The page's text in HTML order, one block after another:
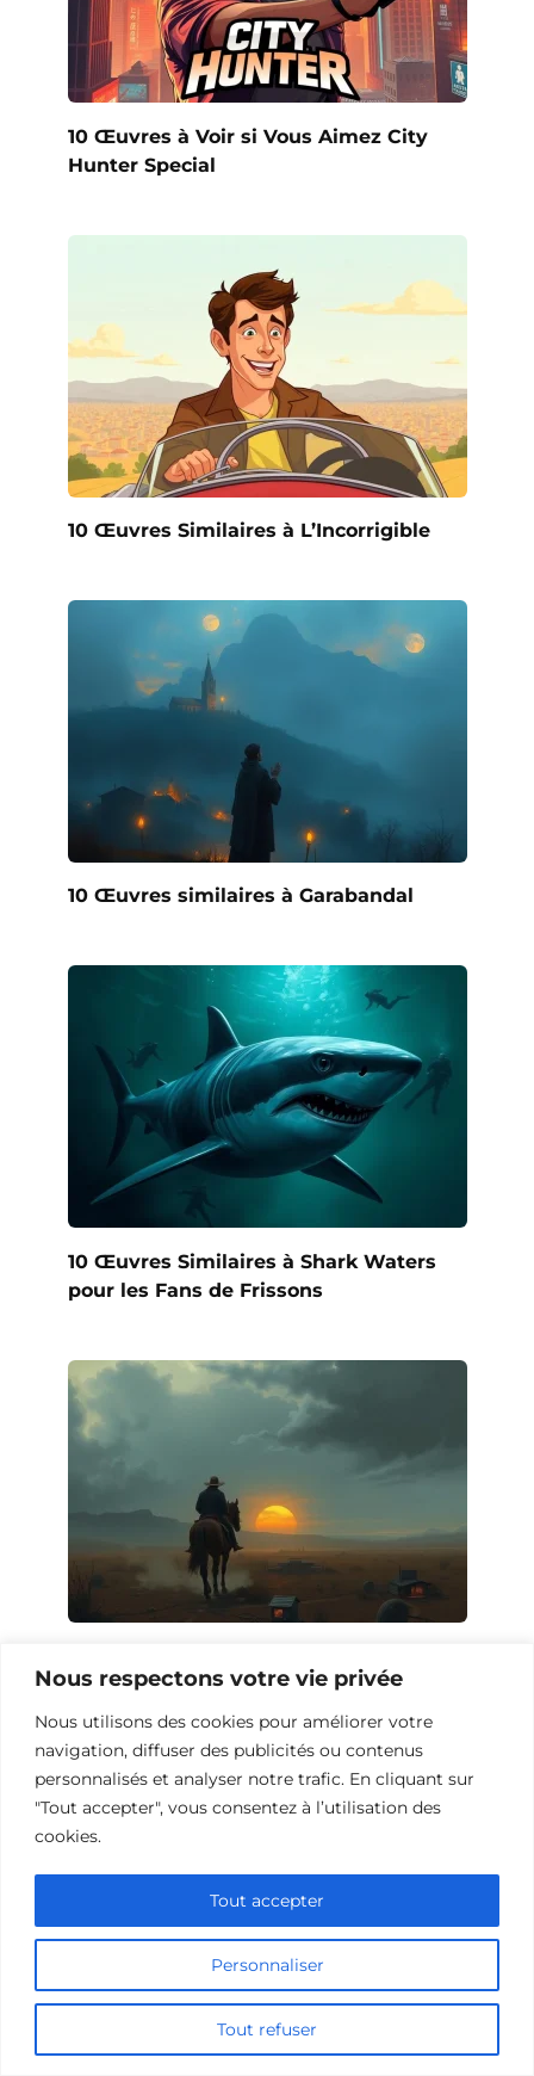
Nous respectons votre vie privée
Nous utilisons des cookies pour améliorer votre
navigation, diffuser des publicités ou contenus
personnalisés et analyser notre trafic. En cliquant sur
"Tout accepter", vous consentez à l’utilisation des
cookies.
Personnaliser
Tout refuser
Tout accepter
10 Œuvres à Voir si Vous Aimez City
Hunter Special
10 Œuvres Similaires à L’Incorrigible
10 Œuvres similaires à Garabandal
10 Œuvres Similaires à Shark Waters
pour les Fans de Frissons
Last Son
10 Films et Séries Similaires à